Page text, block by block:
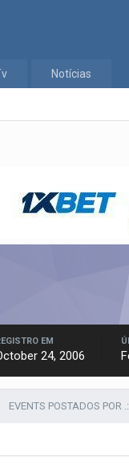
Notícias
EM
24, 2006
EVENTS POSTADOS POR